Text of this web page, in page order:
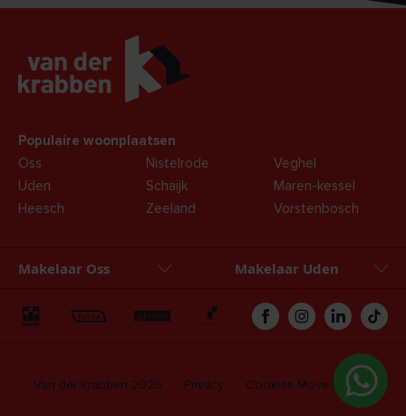
Populaire woonplaatsen
Oss
Uden
Heesch
Nistelrode
Schaijk
Zeeland
Veghel
Maren-kessel
Vorstenbosch
Makelaar Oss Makelaar Uden
Van der Krabben 2026 Privacy Cookies Move login
Oss Uden Zakelijk Hypotheken